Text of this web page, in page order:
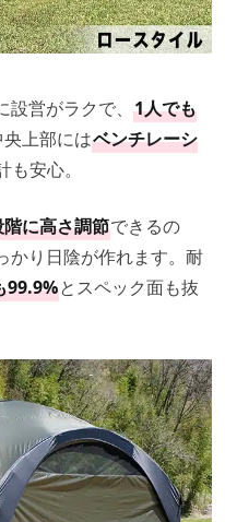
営がラクで、 1人でも
上部にはベンチレーシ
も安心。
に高さ調節できるの
かり日陰が作れます。耐
99.9%とスペック面も抜